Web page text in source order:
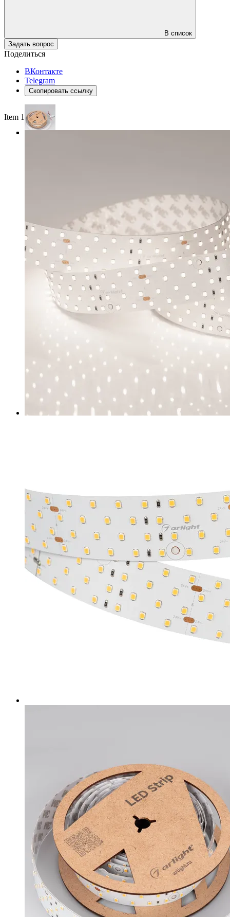
В список
Задать вопрос
Поделиться
ВКонтакте
Telegram
Скопировать ссылку
Item 1 of 3